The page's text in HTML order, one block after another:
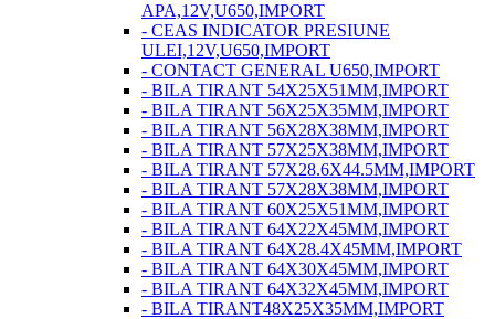
APA,12V,U650,IMPORT
- CEAS INDICATOR PRESIUNE
ULEI,12V,U650,IMPORT
- CONTACT GENERAL U650,IMPORT
- BILA TIRANT 54X25X51MM,IMPORT
- BILA TIRANT 56X25X35MM,IMPORT
- BILA TIRANT 56X28X38MM,IMPORT
- BILA TIRANT 57X25X38MM,IMPORT
- BILA TIRANT 57X28.6X44.5MM,IMPORT
- BILA TIRANT 57X28X38MM,IMPORT
- BILA TIRANT 60X25X51MM,IMPORT
- BILA TIRANT 64X22X45MM,IMPORT
- BILA TIRANT 64X28.4X45MM,IMPORT
- BILA TIRANT 64X30X45MM,IMPORT
- BILA TIRANT 64X32X45MM,IMPORT
- BILA TIRANT48X25X35MM,IMPORT